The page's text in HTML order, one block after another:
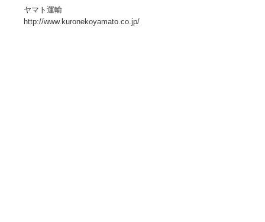
ヤマト運輸
http://www.kuronekoyamato.co.jp/